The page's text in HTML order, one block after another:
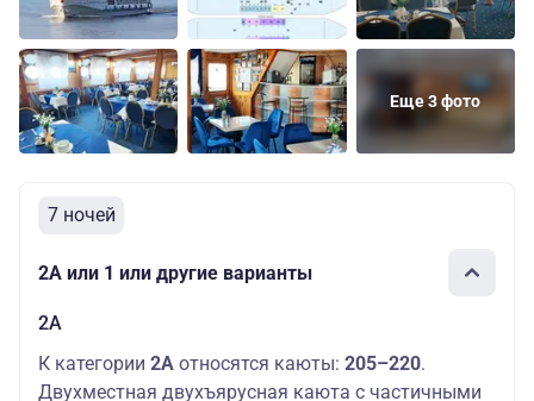
Еще 3 фото
7 ночей
2А или 1 или другие варианты
2А
К категории 2А относятся каюты: 205–220.
Двухместная двухъярусная каюта с частичными